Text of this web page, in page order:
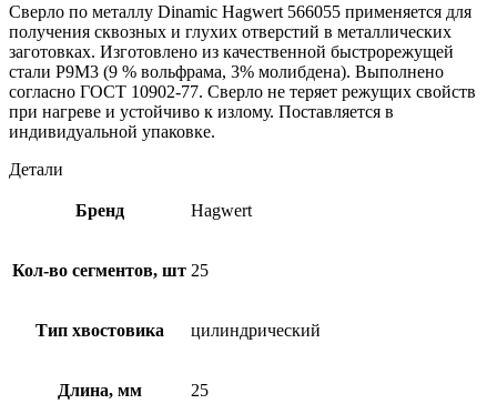
Сверло по металлу Dinamic Hagwert 566055 применяется для
получения сквозных и глухих отверстий в металлических
заготовках. Изготовлено из качественной быстрорежущей
стали Р9М3 (9 % вольфрама, 3% молибдена). Выполнено
согласно ГОСТ 10902-77. Сверло не теряет режущих свойств
при нагреве и устойчиво к излому. Поставляется в
индивидуальной упаковке.
Детали
Бренд Hagwert
Кол-во сегментов, шт 25
Тип хвостовика цилиндрический
Длина, мм 25